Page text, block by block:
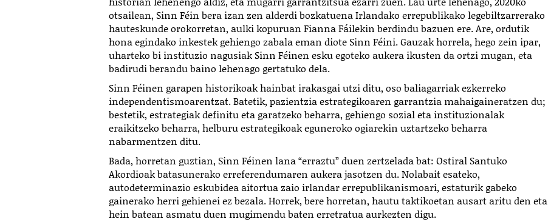
otsailean, Sinn Féin bera izan zen alderdi bozkatuena Irlandako errepublikako legebiltzarrerako
hauteskunde orokorretan, aulki kopuruan Fianna Fáilekin berdindu bazuen ere. Are, ordutik
hona egindako inkestek gehiengo zabala eman diote Sinn Féini. Gauzak horrela, hego zein ipar,
uharteko bi instituzio nagusiak Sinn Féinen esku egoteko aukera ikusten da ortzi mugan, eta
badirudi berandu baino lehenago gertatuko dela.
Sinn Féinen garapen historikoak hainbat irakasgai utzi ditu, oso baliagarriak ezkerreko
independentismoarentzat. Batetik, pazientzia estrategikoaren garrantzia mahaigaineratzen du;
bestetik, estrategiak definitu eta garatzeko beharra, gehiengo sozial eta instituzionalak
eraikitzeko beharra, helburu estrategikoak eguneroko ogiarekin uztartzeko beharra
nabarmentzen ditu.
Bada, horretan guztian, Sinn Féinen lana “erraztu” duen zertzelada bat: Ostiral Santuko
Akordioak batasunerako erreferendumaren aukera jasotzen du. Nolabait esateko,
autodeterminazio eskubidea aitortua zaio irlandar errepublikanismoari, estaturik gabeko
gainerako herri gehienei ez bezala. Horrek, bere horretan, hautu taktikoetan ausart aritu den eta
hein batean asmatu duen mugimendu baten erretratua aurkezten digu.